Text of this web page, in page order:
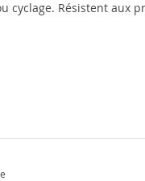
cyclage. Résistent aux